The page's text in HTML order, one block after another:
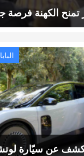
الكهنة فرصة
عن سيّارة